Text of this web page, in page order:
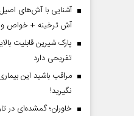
آشنایی با آش‌های اصیل
آش ترخینه + خواص و
پارک شیرین قابلیت‌
تفریحی دارد
مراقب باشید این
نگیرید!
خاوران؛ گمشده‌ای در